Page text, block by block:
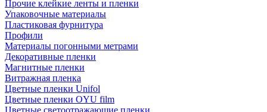
Прочие клейкие ленты и пленки
Упаковочные материалы
Пластиковая фурнитура
Профили
Материалы погонными метрами
Декоративные пленки
Магнитные пленки
Витражная пленка
Цветные пленки Unifol
Цветные пленки OYU film
Цветные светоотражающие пленки